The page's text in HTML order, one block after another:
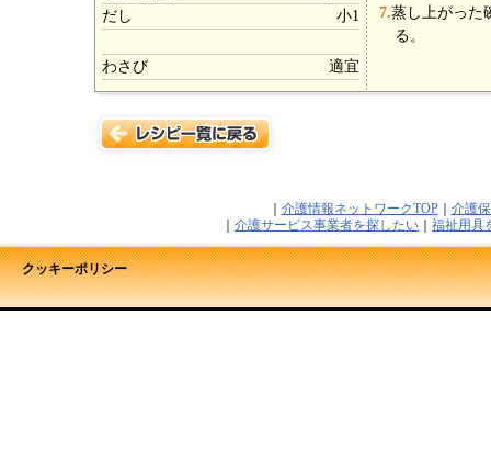
だし
小1
わさび 適宜
7.蒸し上がった
る。
介護情報ネットワークTOP｜ 介護
介護サービス事業者を探したい 福祉用具
クッキーポリシー